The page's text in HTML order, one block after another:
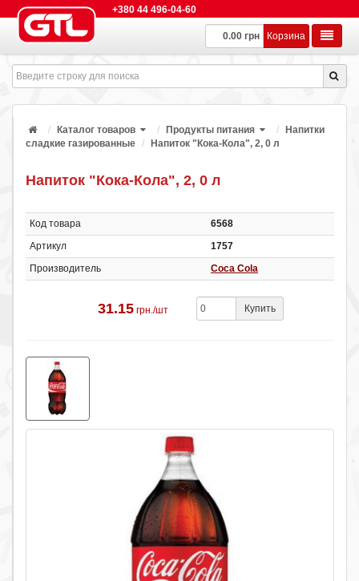
+380 44 496-04-60
0.00 грн Корзина
Каталог товаров Продукты питания
Напитки
сладкие газированные
Напиток "Кока-Кола", 2, 0 л
Напиток "Кока-Кола", 2, 0 л
Код товара
6568
Артикул
1757
Производитель
Coca Cola
31.15 грн./шт Купить